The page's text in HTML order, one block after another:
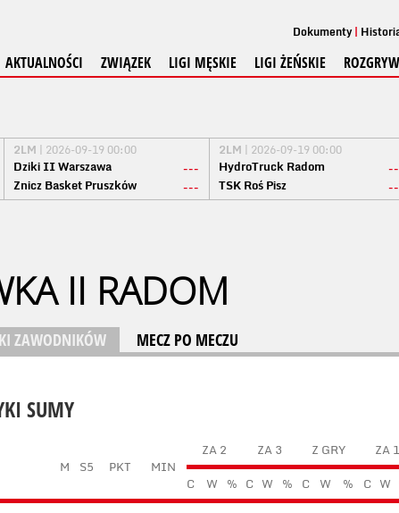
Dokumenty
AKTUALNOŚCI ZWIĄZEK LIGI MĘSKIE LIGI ŻEŃSKIE
2LM | 2026-09-19 00:00
Dziki II Warszawa
---
Znicz Basket Pruszków
---
2LM | 2026-09-19 00:00
HydroTruck Radom
TSK Roś Pisz
II RADOM
ZAWODNIKÓW MECZ PO MECZU
SUMY
M S5 PKT MIN
ZA 2 ZA 3 Z GRY ZA 1
C
W % C W % C W % C W